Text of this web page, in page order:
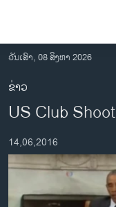
ເຂົ້າ
ຫາ
ຂ້າມ
ຂ້າມ
ໄປ
ຫາ
ຄົ້ນ
ອາເມຣິກາ
ການເລືອກຕັ້ງ ປະທານາ
ຂ່າວ​ຈີນ
ໂລກ
ວັນເສົາ, 08 ສິງຫາ 2026
ຂ່າວ
US Club
14,06,2016